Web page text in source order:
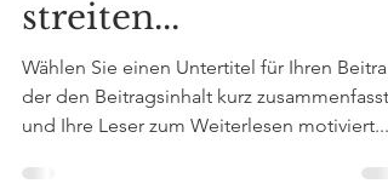
Es ist okay sich zu
streiten...
Wählen Sie einen Untertitel für Ihren
und Ihre Leser zum Weiterlesen motiviert....